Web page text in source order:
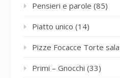
Pensieri e parole (85)
Piatto unico (14)
Pizze Focacce Torte
Primi – Gnocchi (33)